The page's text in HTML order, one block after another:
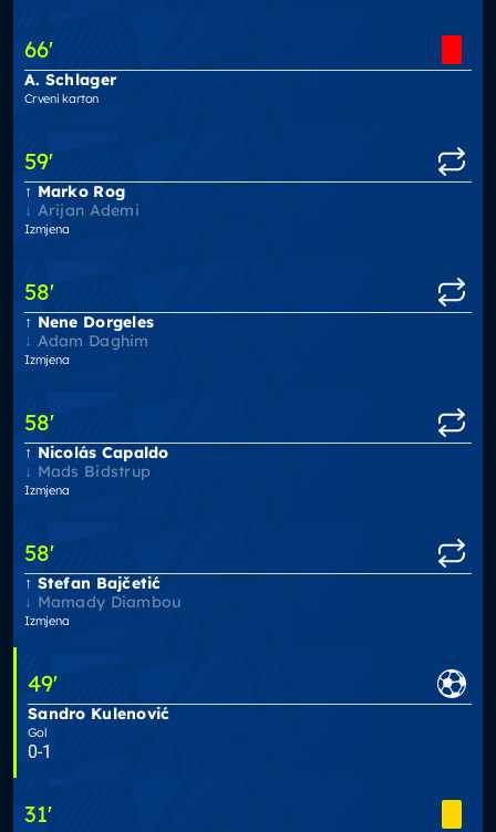
66'
A. Schlager
Crveni karton
59'
Marko Rog
Arijan Ademi
Izmjena
58'
Nene Dorgeles
Adam Daghim
Izmjena
58'
Nicolás Capaldo
Mads Bidstrup
Izmjena
58'
Stefan Bajčetić
Mamady Diambou
Izmjena
49'
Sandro Kulenović
Gol
0-1
31'